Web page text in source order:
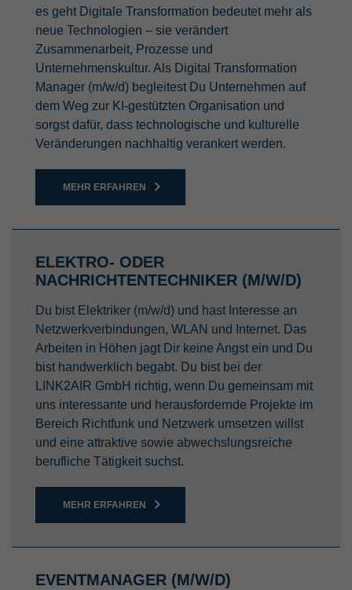
es geht Digitale Transformation bedeutet mehr als
neue Technologien – sie verändert
Zusammenarbeit, Prozesse und
Unternehmenskultur. Als Digital Transformation
Manager (m/w/d) begleitest Du Unternehmen auf
dem Weg zur KI-gestützten Organisation und
sorgst dafür, dass technologische und kulturelle
Veränderungen nachhaltig verankert werden.
MEHR ERFAHREN
ELEKTRO- ODER
NACHRICHTENTECHNIKER (M/W/D)
Du bist Elektriker (m/w/d) und hast Interesse an
Netzwerkverbindungen, WLAN und Internet. Das
Arbeiten in Höhen jagt Dir keine Angst ein und Du
bist handwerklich begabt. Du bist bei der
LINK2AIR GmbH richtig, wenn Du gemeinsam mit
uns interessante und herausfordernde Projekte im
Bereich Richtfunk und Netzwerk umsetzen willst
und eine attraktive sowie abwechslungsreiche
berufliche Tätigkeit suchst.
MEHR ERFAHREN
EVENTMANAGER (M/W/D)